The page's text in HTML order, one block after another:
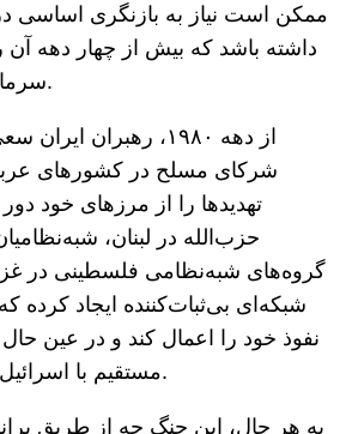
ممکن است نیاز به بازنگری اساسی
داشته باشد که بیش از چهار دهه
سرمایه‌گذاری کرده است.
از دهه ۱۹۸۰، رهبران
شرکای مسلح در کشورهای
تهدیدها را از مرزهای خود
حزب‌الله در لبنان،
گروه‌های شبه‌نظامی فلسطینی در
شبکه‌ای بی‌ثبات‌کننده ایجاد کرده
نفوذ خود را اعمال کند و در عین
مستقیم با اسرائیل و آمریکا اجتناب کند.
به هر حال، این جنگ چه از طریق